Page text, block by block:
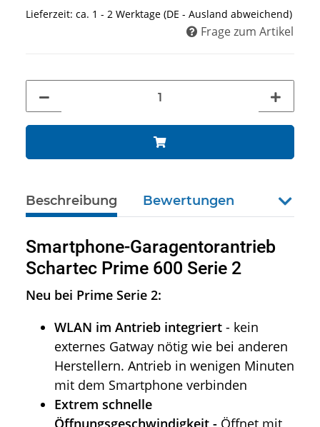
Lieferzeit: ca. 1 - 2 Werktage (DE - Ausland abweichend)
Frage zum Artikel
Beschreibung Bewertungen
Smartphone-Garagentorantrieb
Schartec Prime 600 Serie 2
Neu bei Prime Serie 2:
WLAN im Antrieb integriert - kein
externes Gatway nötig wie bei anderen
Herstellern. Antrieb in wenigen Minuten
mit dem Smartphone verbinden
Extrem schnelle
Öffnungsgeschwindigkeit - Öffnet mit